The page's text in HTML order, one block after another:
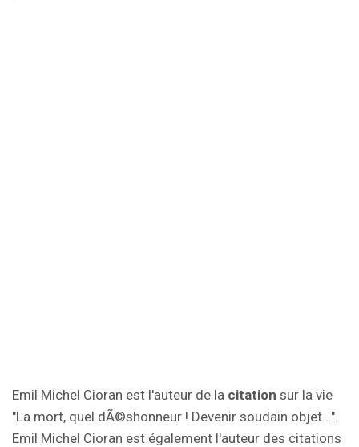
Emil Michel Cioran est l'auteur de la citation sur la vie
"La mort, quel dÃ©shonneur ! Devenir soudain objet...".
Emil Michel Cioran est également l'auteur des citations